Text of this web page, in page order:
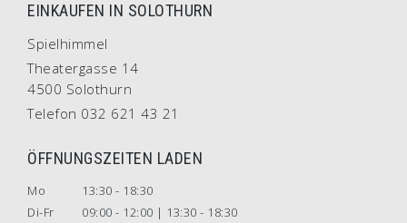
EINKAUFEN IN SOLOTHURN
Spielhimmel
Theatergasse 14
4500 Solothurn
Telefon 032 621 43 21
ÖFFNUNGSZEITEN LADEN
Mo
13:30 - 18:30
Di-Fr
09:00 - 12:00 | 13:30 - 18:30